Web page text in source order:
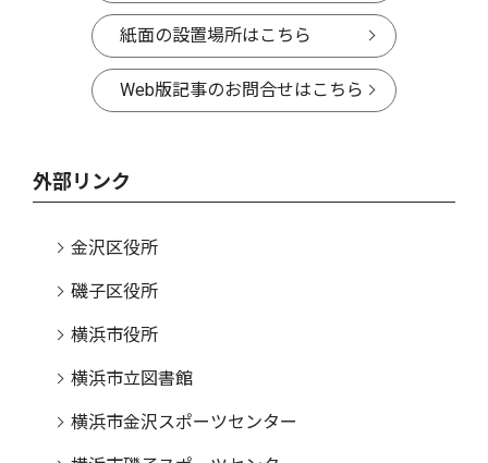
紙面の設置場所はこちら
Web版記事のお問合せはこちら
外部リンク
金沢区役所
磯子区役所
横浜市役所
横浜市立図書館
横浜市金沢スポーツセンター